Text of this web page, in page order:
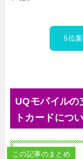
5位
UQモバイルの
トカードにつ
この記事のまとめ